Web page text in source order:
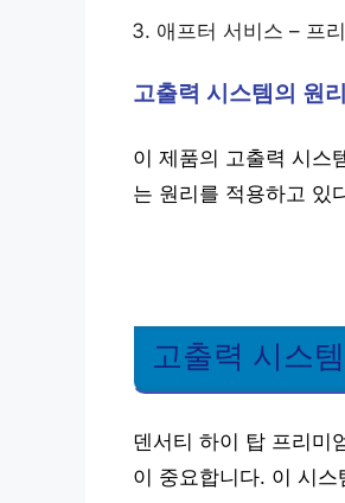
애프터 서비스 – 프
고출력 시스템의 원리
이 제품의 고출력 시스
는 원리를 적용하고 있
고출력 시스
덴서티 하이 탑 프리미
이 중요합니다. 이 시